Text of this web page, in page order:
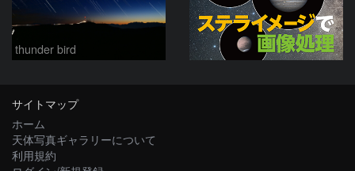
thunder bird
サイトマップ
ホーム
天体写真ギャラリーについて
利用規約